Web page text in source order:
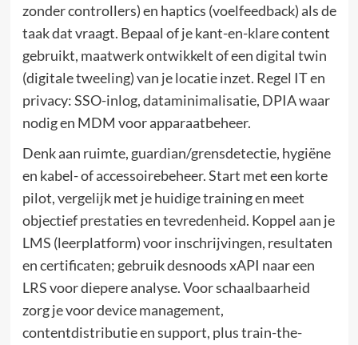
zonder controllers) en haptics (voelfeedback) als de
taak dat vraagt. Bepaal of je kant-en-klare content
gebruikt, maatwerk ontwikkelt of een digital twin
(digitale tweeling) van je locatie inzet. Regel IT en
privacy: SSO-inlog, dataminimalisatie, DPIA waar
nodig en MDM voor apparaatbeheer.
Denk aan ruimte, guardian/grensdetectie, hygiëne
en kabel- of accessoirebeheer. Start met een korte
pilot, vergelijk met je huidige training en meet
objectief prestaties en tevredenheid. Koppel aan je
LMS (leerplatform) voor inschrijvingen, resultaten
en certificaten; gebruik desnoods xAPI naar een
LRS voor diepere analyse. Voor schaalbaarheid
zorg je voor device management,
contentdistributie en support, plus train-the-